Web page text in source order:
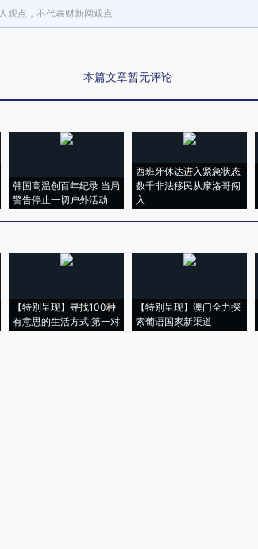
观点，不代表财新网观点
本篇文章暂无评论
韩国高温创百年纪录 当局
警告停止一切户外活动
西班牙休达进入紧急状态
数千非法移民从摩洛哥闯
入
【特别呈现】寻找100种
有意思的生活方式·第一对
【特别呈现】澳门全力探
索葡语国家新渠道